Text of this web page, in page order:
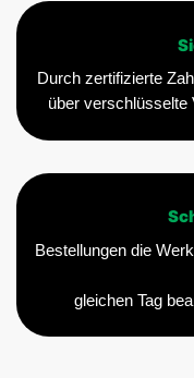
Durch zertifizierte
über verschlüsselte
Bestellungen die
gleichen Tag